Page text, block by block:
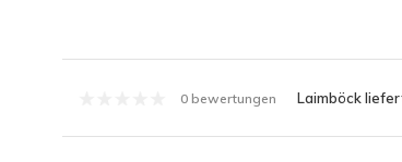
0 bewertungen Laimböck